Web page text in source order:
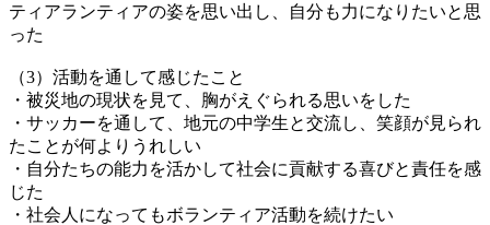
ティアランティアの姿を思い出し、自分も力になりたいと思
った
（3）活動を通して感じたこと
・被災地の現状を見て、胸がえぐられる思いをした
・サッカーを通して、地元の中学生と交流し、笑顔が見られ
たことが何よりうれしい
・自分たちの能力を活かして社会に貢献する喜びと責任を感
じた
・社会人になってもボランティア活動を続けたい